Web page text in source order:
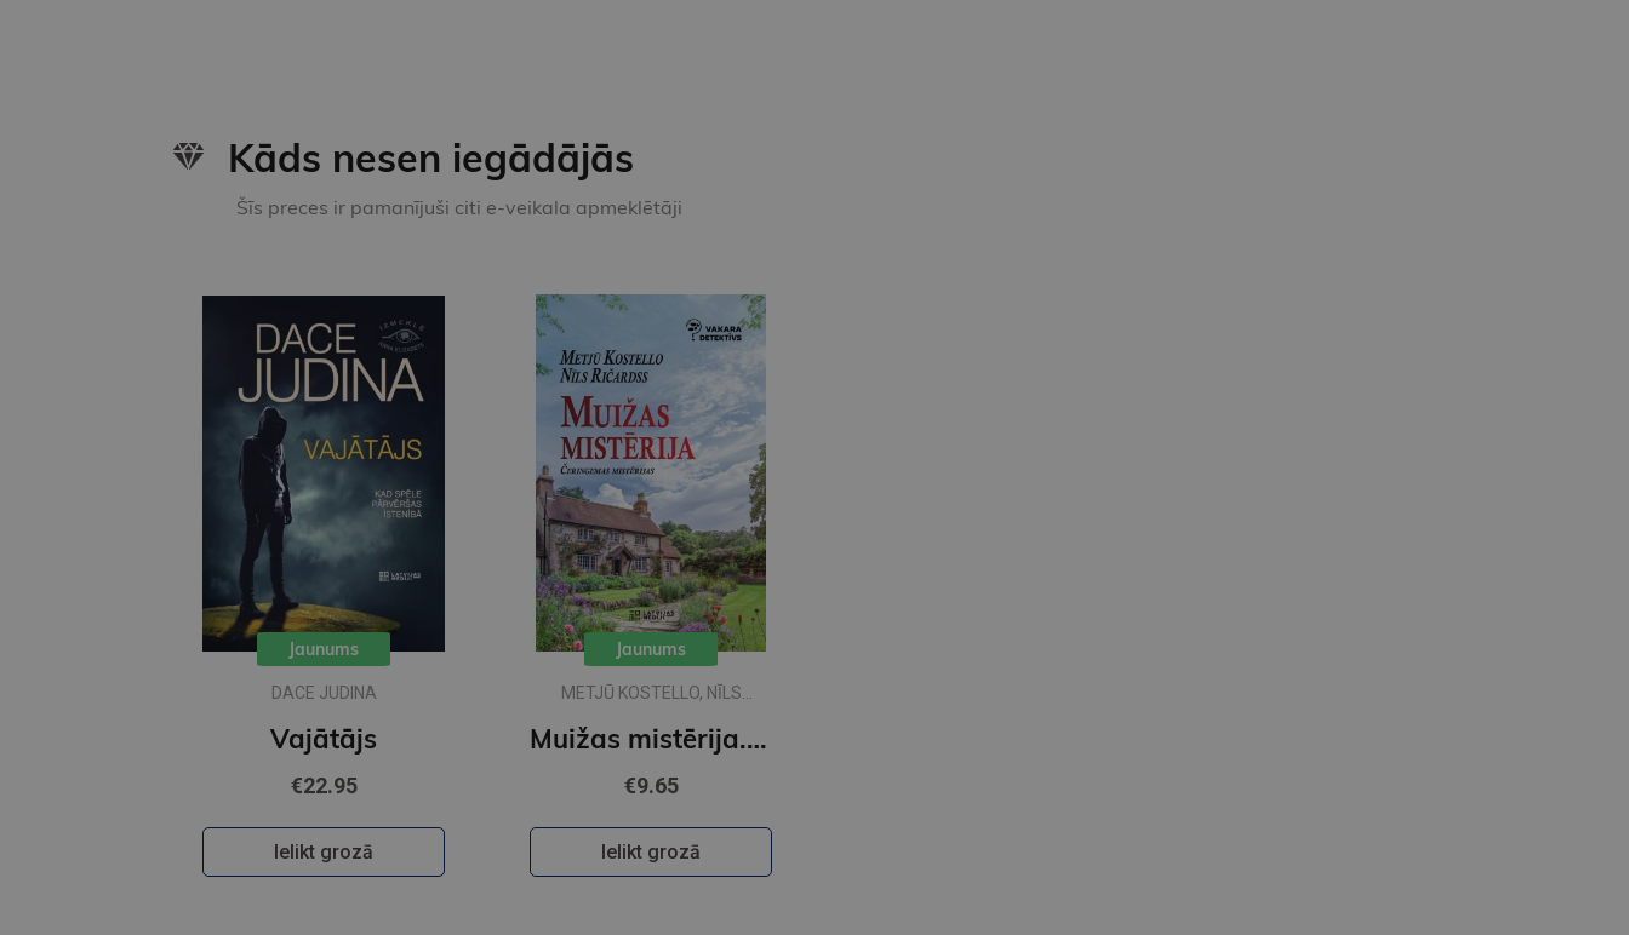
Kāds nesen iegādājās
Šīs preces ir pamanījuši citi e-veikala apmeklētāji
Jaunums
DACE JUDINA
Vajātājs
€22.95
Ielikt grozā
Jaunums
METJŪ KOSTELLO, NĪLS
Muižas mistērija. Vakara detektīvs
€9.65
Ielikt grozā